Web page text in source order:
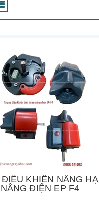
ĐIỀU KHIỂN NÂNG HẠ
ĐIỆN EP F4